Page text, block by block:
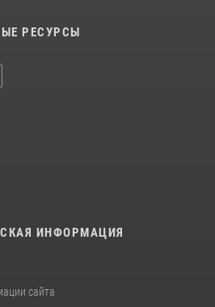
РЕСУРСЫ
ИНФОРМАЦИЯ
сайта